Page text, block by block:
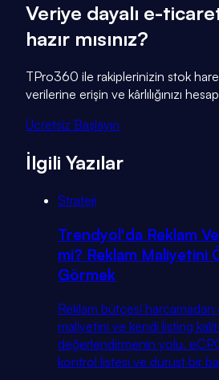
Veriye dayalı e-
hazır mısınız?
TPro360 ile rakiplerinizin stok
verilerine erişin ve kârlılığınızı
Ücretsiz Başlayın
İlgili Yazılar
Strateji
Trendyol'da Reklam
mi? Reklam Maliyetini
Görmek
Reklam bütçesi
maliyetini ve kendi listing
değerlendirmenin yolu.
kontrol listesi ve dürüst bir